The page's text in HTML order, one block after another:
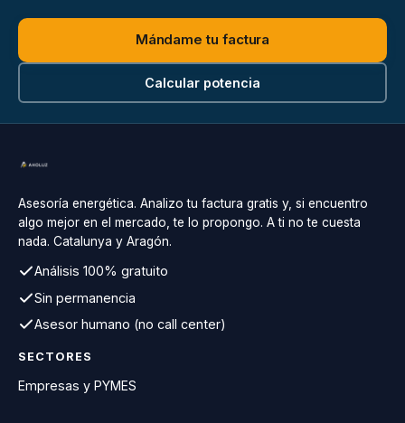
Mándame tu factura
Calcular potencia
Asesoría energética. Analizo tu factura gratis y, si encuentro
algo mejor en el mercado, te lo propongo. A ti no te cuesta
nada. Catalunya y Aragón.
Análisis 100% gratuito
Sin permanencia
Asesor humano (no call center)
SECTORES
Empresas y PYMES